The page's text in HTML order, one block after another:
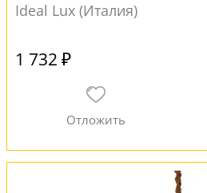
Ideal Lux (Италия)
1 732 ₽